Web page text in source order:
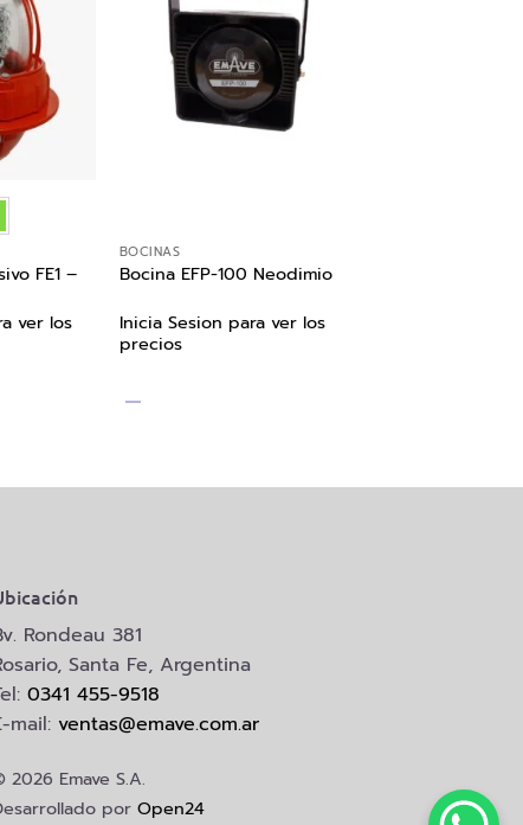
FE1 –
ver los
BOCINAS
Bocina EFP-100 Neodimio
Inicia Sesion para ver los
precios
Rondeau 381
Santa Fe, Argentina
0341 455-9518
mail: ventas@emave.com.ar
2026 Emave S.A.
porOpen24